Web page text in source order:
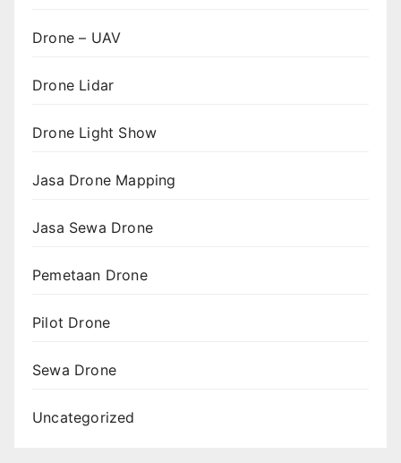
Drone – UAV
Drone Lidar
Drone Light Show
Jasa Drone Mapping
Jasa Sewa Drone
Pemetaan Drone
Pilot Drone
Sewa Drone
Uncategorized